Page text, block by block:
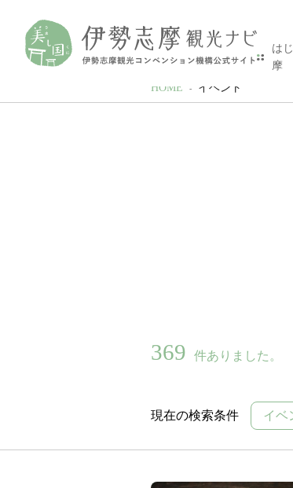
は
摩
HOME イベント
369 件ありました。
現在の検索条件 イベ